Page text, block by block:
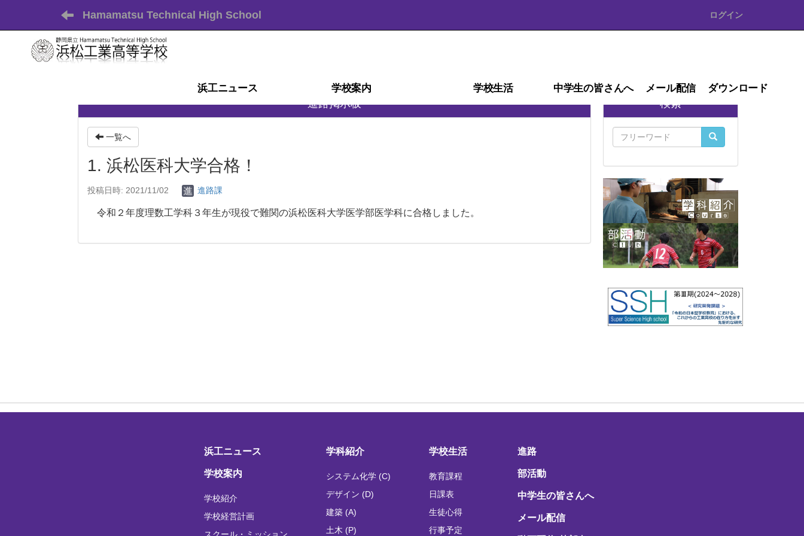
Hamamatsu Technical High School ログイン
浜工ニュース 学校案内
学校紹介
学校経営計画(学校自己評価)
スクール・ミッション
スクール・ポリシー
部活動ガイドライン
沿革・校歌
アクセス
施設
学校生活 中学生の皆さんへ メール配信 ダウンロード
進路掲示板
一覧へ
1. 浜松医科大学合格！
投稿日時: 2021/11/02 進路課
令和２年度理数工学科３年生が現役で難関の浜松医科大学医学部医学科に合格しました。
検索
浜工ニュース
学校案内
学校紹介
学校経営計画
学科紹介
システム化学 (C)
デザイン (D)
建築 (A)
土木 (P)
学校生活
教育課程
日課表
生徒心得
行事予定
進路
部活動
中学生の皆さんへ
メール配信